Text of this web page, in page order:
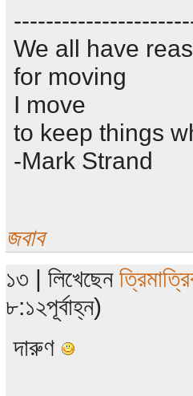
We all have
for moving
I move
to keep things
-Mark Strand
জবাব
১৩ | লিখেছেন
৮:১২পূর্বাহ্ন)
দারুণ